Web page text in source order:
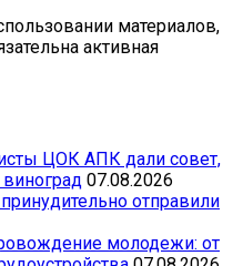
материалов,
активная
ЦОК АПК дали совет,
07.08.2026
отправили
молодежи: от